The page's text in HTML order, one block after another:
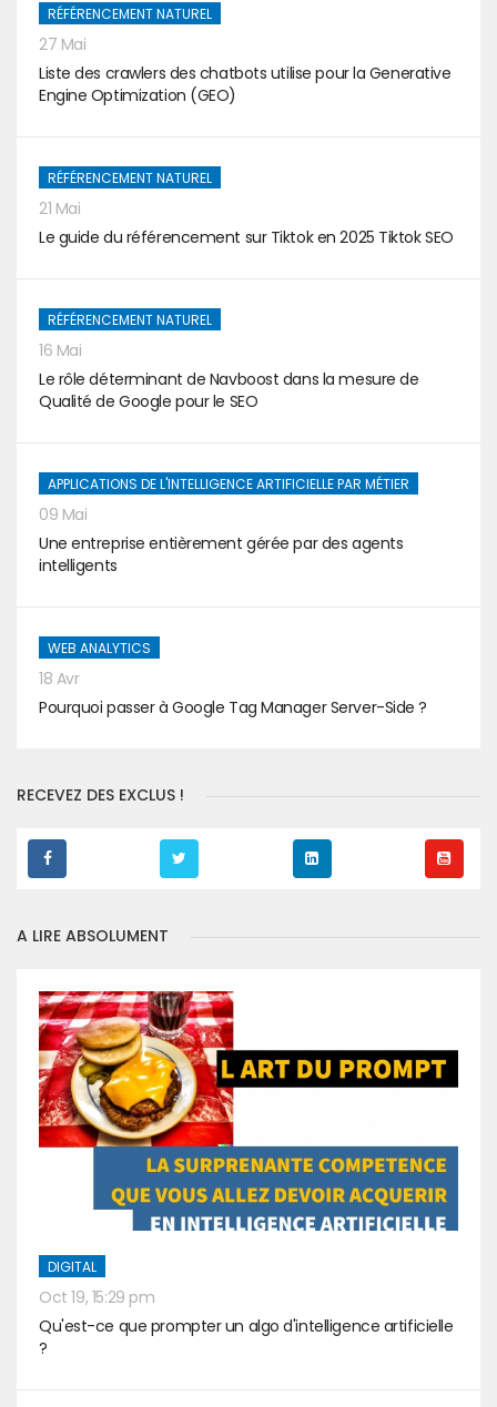
RÉFÉRENCEMENT NATUREL
27 Mai
Liste des crawlers des chatbots utilise pour la Generative
Engine Optimization (GEO)
RÉFÉRENCEMENT NATUREL
21 Mai
Le guide du référencement sur Tiktok en 2025 Tiktok SEO
RÉFÉRENCEMENT NATUREL
16 Mai
Le rôle déterminant de Navboost dans la mesure de
Qualité de Google pour le SEO
APPLICATIONS DE L'INTELLIGENCE ARTIFICIELLE PAR MÉTIER
09 Mai
Une entreprise entièrement gérée par des agents
intelligents
WEB ANALYTICS
18 Avr
Pourquoi passer à Google Tag Manager Server-Side ?
RECEVEZ DES EXCLUS !
A LIRE ABSOLUMENT
DIGITAL
Oct 19, 15:29 pm
Qu'est-ce que prompter un algo d'intelligence artificielle
?